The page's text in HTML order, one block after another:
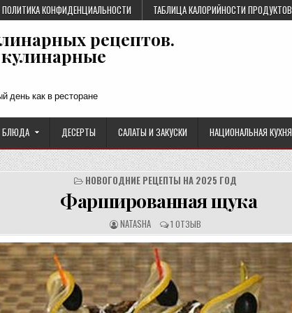
ПОЛИТИКА КОНФИДЕНЦИАЛЬНОСТИ ТАБЛИЦА КАЛОРИЙНОСТИ ПРОДУКТОВ
рецептов.
день как в ресторане
БЛЮДА ДЕСЕРТЫ САЛАТЫ И ЗАКУСКИ НАЦИОНАЛЬНАЯ КУХНЯ
НОВОГОДНИЕ РЕЦЕПТЫ НА 2025 ГОД
Фаршированная щука
А
В
Т
О
Р
Р
Е
Е
П
Т
NATASHA О
Т
З
Ы
Ы
:
1 ОТЗЫВ